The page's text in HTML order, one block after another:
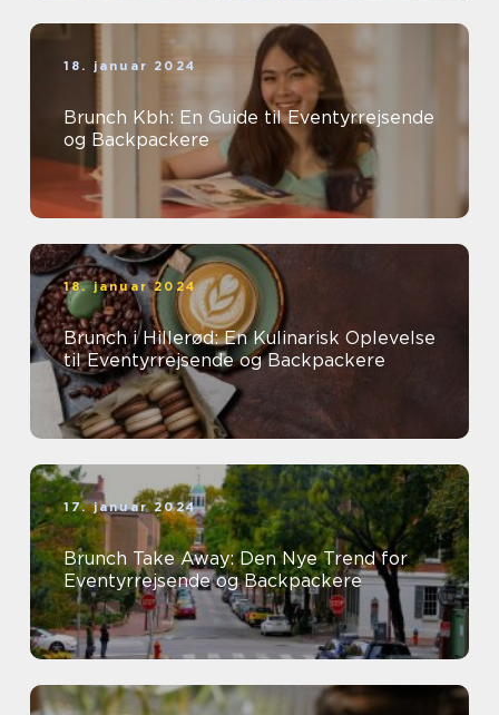
18. januar 2024
Brunch Kbh: En Guide til Eventyrrejsende
og Backpackere
18. januar 2024
Brunch i Hillerød: En Kulinarisk Oplevelse
til Eventyrrejsende og Backpackere
17. januar 2024
Brunch Take Away: Den Nye Trend for
Eventyrrejsende og Backpackere